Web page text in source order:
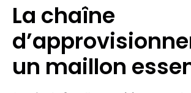
La chaîne
un maillon